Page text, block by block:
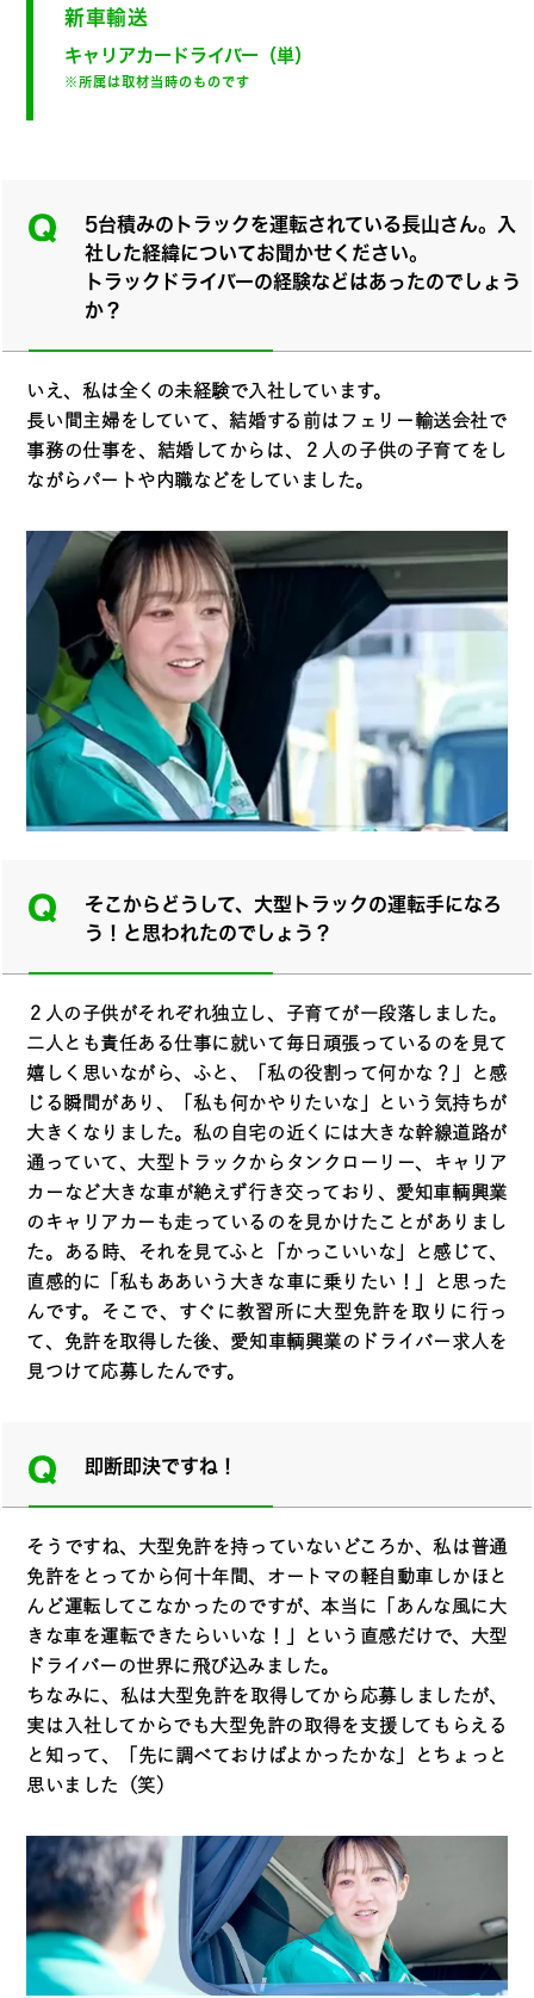
新車輸送
キャリアカードライバー（単）
※所属は取材当時のものです
5台積みのトラックを運転されている長山さん。入
社した経緯についてお聞かせください。
トラックドライバーの経験などはあったのでしょう
か？
いえ、私は全くの未経験で入社しています。
長い間主婦をしていて、結婚する前はフェリー輸送会社で
事務の仕事を、結婚してからは、２人の子供の子育てをし
ながらパートや内職などをしていました。
そこからどうして、大型トラックの運転手になろ
う！と思われたのでしょう？
２人の子供がそれぞれ独立し、子育てが一段落しました。
二人とも責任ある仕事に就いて毎日頑張っているのを見て
嬉しく思いながら、ふと、「私の役割って何かな？」と感
じる瞬間があり、「私も何かやりたいな」という気持ちが
大きくなりました。私の自宅の近くには大きな幹線道路が
通っていて、大型トラックからタンクローリー、キャリア
カーなど大きな車が絶えず行き交っており、愛知車輌興業
のキャリアカーも走っているのを見かけたことがありまし
た。ある時、それを見てふと「かっこいいな」と感じて、
直感的に「私もああいう大きな車に乗りたい！」と思った
んです。そこで、すぐに教習所に大型免許を取りに行っ
て、免許を取得した後、愛知車輌興業のドライバー求人を
見つけて応募したんです。
即断即決ですね！
そうですね、大型免許を持っていないどころか、私は普通
免許をとってから何十年間、オートマの軽自動車しかほと
んど運転してこなかったのですが、本当に「あんな風に大
きな車を運転できたらいいな！」という直感だけで、大型
ドライバーの世界に飛び込みました。
ちなみに、私は大型免許を取得してから応募しましたが、
実は入社してからでも大型免許の取得を支援してもらえる
と知って、「先に調べておけばよかったかな」とちょっと
思いました（笑）